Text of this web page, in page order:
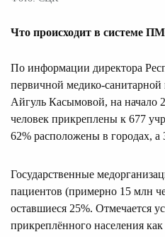
Что происходит в системе
По информации директора
первичной медико-
Айгуль Касымовой, на начало
человек прикреплены к 677
62% расположены в городах,
Государственные
пациентов (примерно 15 млн
оставшиеся 25%. Отмечается
прикреплённого населения